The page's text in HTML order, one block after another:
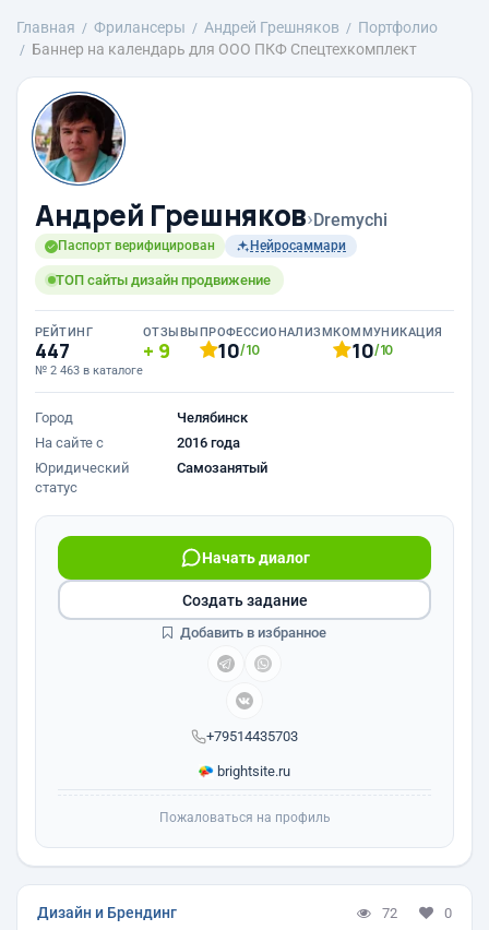
Главная Фрилансеры Андрей Грешняков
Портфолио
Баннер на календарь для ООО ПКФ Спецтехкомплект
Андрей Грешняков›Dremychi
Паспорт верифицирован Нейросаммари
ТОП сайты дизайн продвижение
РЕЙТИНГ
447
№ 2 463 в каталоге
ОТЗЫВЫ
9
ПРОФЕССИОНАЛИЗМ
10/10
КОММУНИКАЦИЯ
10/10
Город
Челябинск
На сайте с
2016 года
Юридический
статус
Самозанятый
+79514435703
Начать диалог
brightsite.ru
Создать задание
Добавить в избранное
Пожаловаться на профиль
Дизайн и Брендинг 72 0